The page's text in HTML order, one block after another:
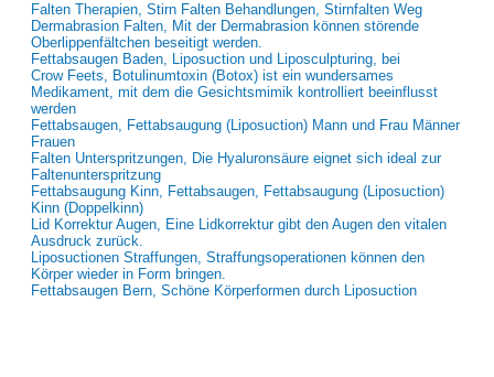
Falten Therapien, Stirn Falten Behandlungen, Stirnfalten Weg
Dermabrasion Falten, Mit der Dermabrasion können störende
Oberlippenfältchen beseitigt werden.
Fettabsaugen Baden, Liposuction und Liposculpturing, bei
Crow Feets, Botulinumtoxin (Botox) ist ein wundersames
Medikament, mit dem die Gesichtsmimik kontrolliert beeinflusst
werden
Fettabsaugen, Fettabsaugung (Liposuction) Mann und Frau Männer
Frauen
Falten Unterspritzungen, Die Hyaluronsäure eignet sich ideal zur
Faltenunterspritzung
Fettabsaugung Kinn, Fettabsaugen, Fettabsaugung (Liposuction)
Kinn (Doppelkinn)
Lid Korrektur Augen, Eine Lidkorrektur gibt den Augen den vitalen
Ausdruck zurück.
Liposuctionen Straffungen, Straffungsoperationen können den
Körper wieder in Form bringen.
Fettabsaugen Bern, Schöne Körperformen durch Liposuction